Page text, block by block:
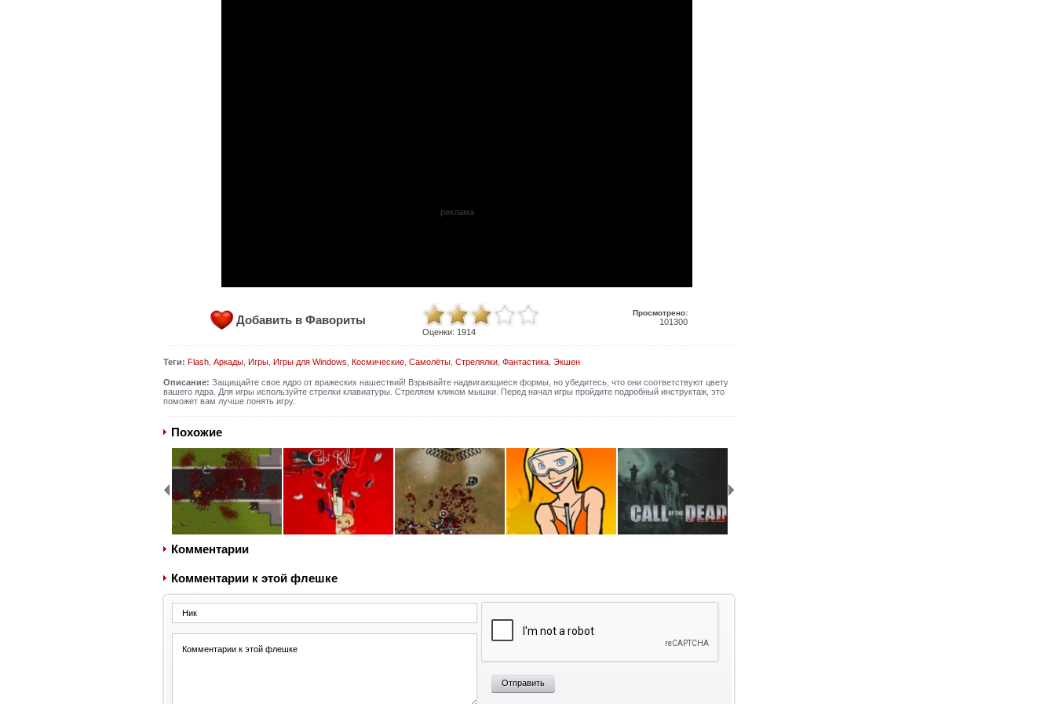
реклама
Добавить в Фавориты
Оценки: 1914
Просмотрено:
101300
Теги: Flash, Аркады, Игры, Игры для Windows Космические, Самолёты, Стрелялки, Фантастика, Экшен
Описание: Защищайте свое ядро от вражеских нашествий! Взрывайте надвигающиеся формы, но убедитесь, что они соответствуют цвету
вашего ядра. Для игры используйте стрелки клавиатуры. Стреляем кликом мышки. Перед начал игры пройдите подробный инструктаж, это
поможет вам лучше понять игру.
Похожие
Комментарии
Комментарии к этой флешке
Отправить